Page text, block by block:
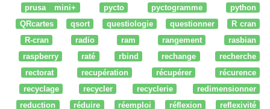
prusa mini+
pycto pyctogramme
python
QRcartes
qsort questiologie questionner
R cran
R-cran
radio ram rangement
rasbian
raspberry
raté rbind rechange
recherche
rectorat
recupération récupérer
récurence
recyclage
recycler recyclerie
redimensionner
reduction
réduire réemploi réflexion
reflexivité